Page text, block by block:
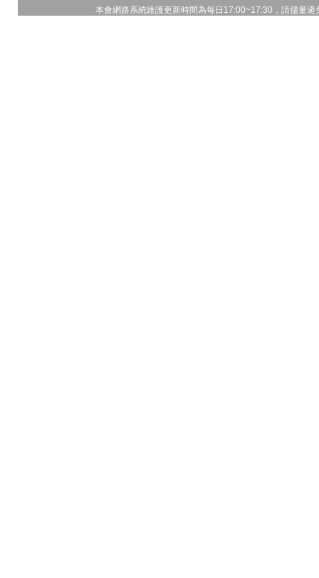
本會網路系統維護更新時間為每日17:00~17:30，請儘量